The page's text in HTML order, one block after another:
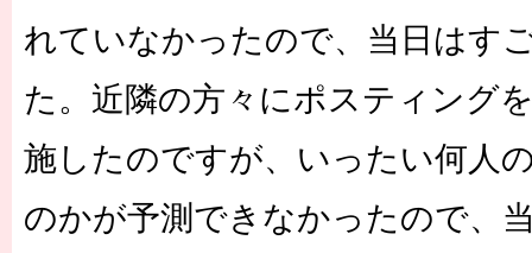
れていなかったので、当日はす
た。近隣の方々にポスティング
施したのですが、いったい何人
のかが予測できなかったので、